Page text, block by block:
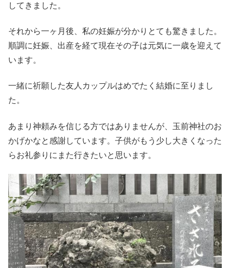
してきました。
それから一ヶ月後、私の妊娠が分かりとても驚きました。
順調に妊娠、出産を経て現在その子は元気に一歳を迎えて
います。
一緒に祈願した友人カップルはめでたく結婚に至りまし
た。
あまり神頼みを信じる方ではありませんが、玉前神社のお
かげかなと感謝しています。子供がもう少し大きくなった
らお礼参りにまた行きたいと思います。